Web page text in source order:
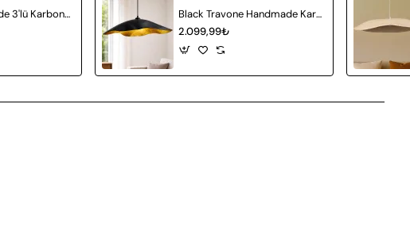
Areon Handmade 3'lü Karbon Beton Avize
Black Travone Handmade Karbon Beton Avize
2.099,99₺